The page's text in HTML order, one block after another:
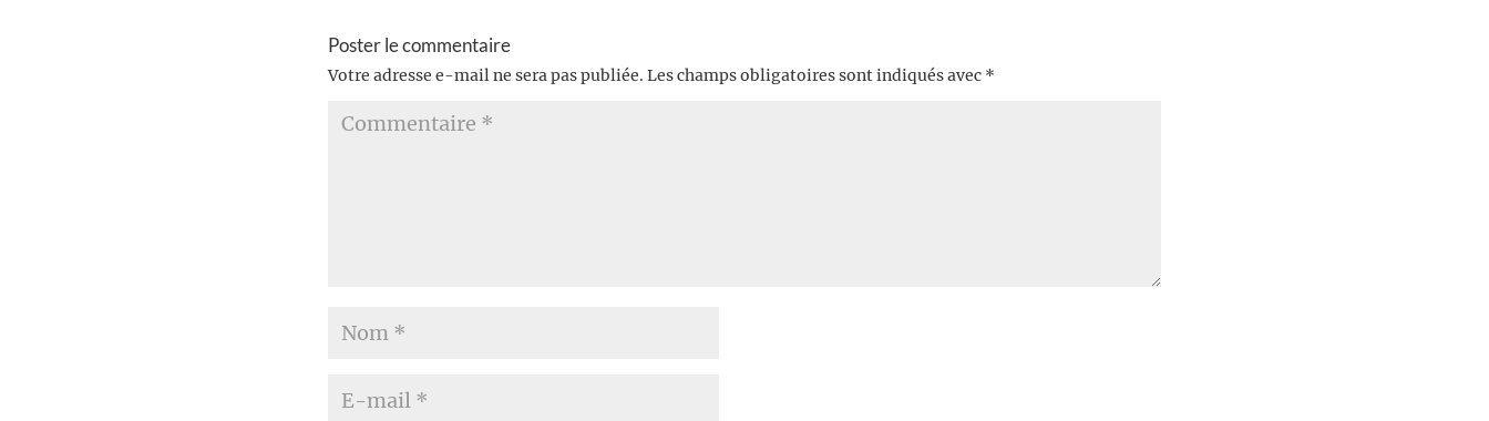
Poster le commentaire
Votre adresse e-mail ne sera pas publiée. Les champs obligatoires sont indiqués avec *